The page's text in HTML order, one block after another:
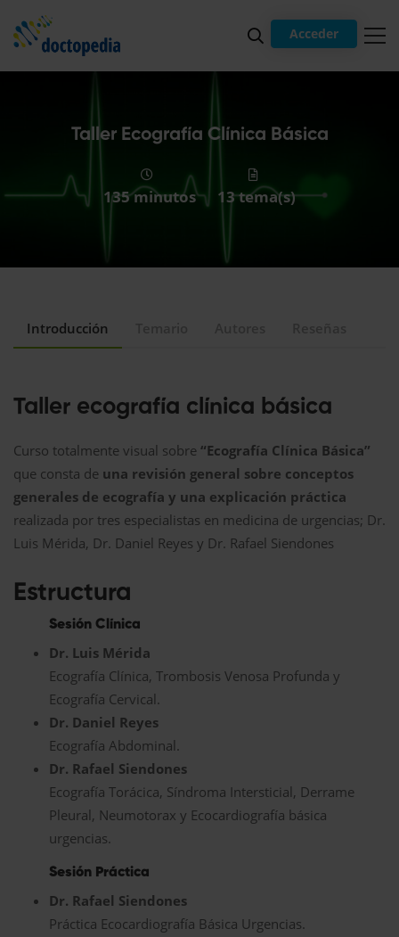
Acceder
Taller Ecografía Clínica Básica
135 minutos 13 tema(s)
Introducción
Taller ecografía clínica básica
Curso totalmente visual sobre “Ecografía Clínica Básica”
que consta de una revisión general sobre conceptos
generales de ecografía y una explicación práctica
realizada por tres especialistas en medicina de urgencias; Dr.
Luis Mérida, Dr. Daniel Reyes y Dr. Rafael Siendones
Estructura
Sesión Clínica
Dr. Luis Mérida
Ecografía Clínica, Trombosis Venosa Profunda y
Ecografía Cervical.
Dr. Daniel Reyes
Ecografía Abdominal.
Dr. Rafael Siendones
Ecografía Torácica, Síndroma Intersticial, Derrame
Pleural, Neumotorax y Ecocardiografía básica
urgencias.
Sesión Práctica
Dr. Rafael Siendones
Práctica Ecocardiografía Básica Urgencias.